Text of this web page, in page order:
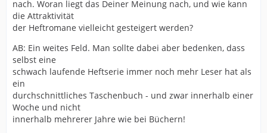
nach. Woran liegt das Deiner Meinung nach, und wie kann
die Attraktivität
der Heftromane vielleicht gesteigert werden?
AB: Ein weites Feld. Man sollte dabei aber bedenken, dass
selbst eine
schwach laufende Heftserie immer noch mehr Leser hat als
ein
durchschnittliches Taschenbuch - und zwar innerhalb einer
Woche und nicht
innerhalb mehrerer Jahre wie bei Büchern!